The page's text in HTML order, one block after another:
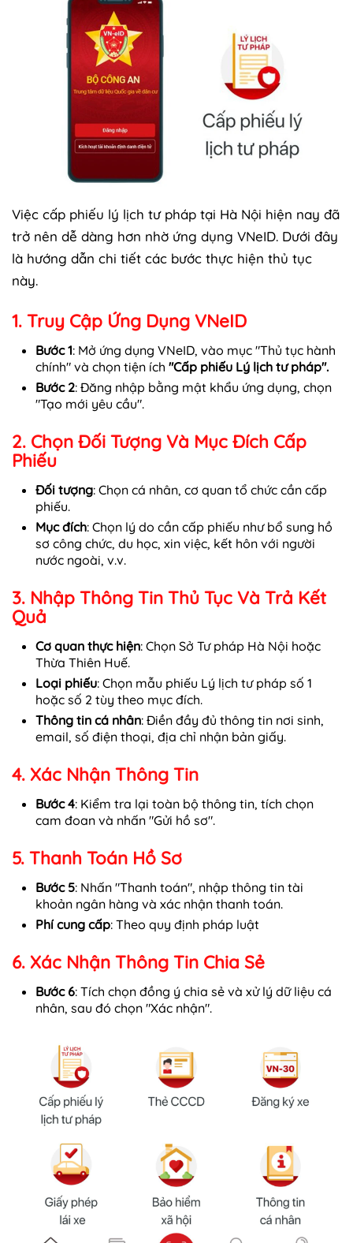
Việc cấp phiếu lý lịch tư pháp tại Hà Nội hiện nay đã
trở nên dễ dàng hơn nhờ ứng dụng VNeID. Dưới đây
là hướng dẫn chi tiết các bước thực hiện thủ tục
này.
1. Truy Cập Ứng Dụng VNeID
Bước 1: Mở ứng dụng VNeID, vào mục "Thủ tục hành
chính" và chọn tiện ích "Cấp phiếu Lý lịch tư pháp".
Bước 2: Đăng nhập bằng mật khẩu ứng dụng, chọn
"Tạo mới yêu cầu".
2. Chọn Đối Tượng Và Mục Đích Cấp
Phiếu
Đối tượng: Chọn cá nhân, cơ quan tổ chức cần cấp
phiếu.
Mục đích: Chọn lý do cần cấp phiếu như bổ sung hồ
sơ công chức, du học, xin việc, kết hôn với người
nước ngoài, v.v.
3. Nhập Thông Tin Thủ Tục Và Trả Kết
Quả
Cơ quan thực hiện: Chọn Sở Tư pháp Hà Nội hoặc
Thừa Thiên Huế.
Loại phiếu: Chọn mẫu phiếu Lý lịch tư pháp số 1
hoặc số 2 tùy theo mục đích.
Thông tin cá nhân: Điền đầy đủ thông tin nơi sinh,
email, số điện thoại, địa chỉ nhận bản giấy.
4. Xác Nhận Thông Tin
Bước 4: Kiểm tra lại toàn bộ thông tin, tích chọn
cam đoan và nhấn "Gửi hồ sơ".
5. Thanh Toán Hồ Sơ
Bước 5: Nhấn "Thanh toán", nhập thông tin tài
khoản ngân hàng và xác nhận thanh toán.
Phí cung cấp: Theo quy định pháp luật
6. Xác Nhận Thông Tin Chia Sẻ
Bước 6: Tích chọn đồng ý chia sẻ và xử lý dữ liệu cá
nhân, sau đó chọn "Xác nhận".